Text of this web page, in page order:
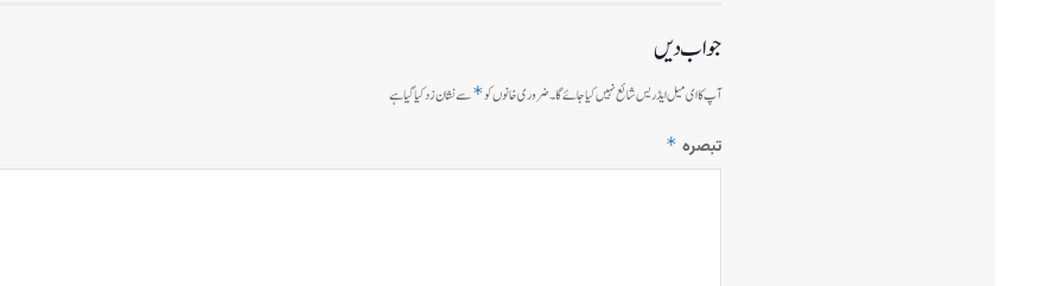
جواب دیں
آپ کا ای میل ایڈریس شائع نہیں کیا جائے گا۔ضروری خانوں کو*سے نشان زد کیا گیا ہے
تبصرہ *